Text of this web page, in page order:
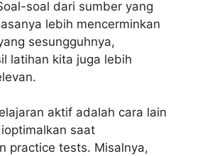
soal dari sumber yang
lebih mencerminkan
sesungguhnya,
latihan kita juga lebih
aktif adalah cara lain
saat
practice tests. Misalnya,